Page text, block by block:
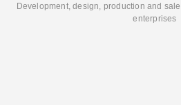
Development, design, production and
enterprises